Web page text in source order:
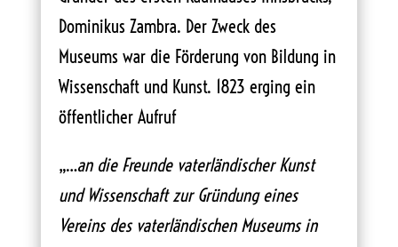
Dominikus Zambra. Der Zweck des
Museums war die Förderung von Bildung in
Wissenschaft und Kunst. 1823 erging ein
öffentlicher Aufruf
„…an die Freunde vaterländischer Kunst
und Wissenschaft zur Gründung eines
Vereins des vaterländischen Museums in